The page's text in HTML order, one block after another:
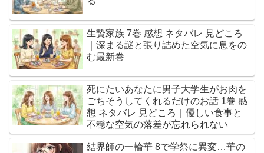
生贄家族 7巻 感想 ネタバレ 見どころ
｜深まる謎と張り詰めた空気に息をの
む最新巻
死にたいあなたに男子大学生がお肉を
ごちそうしてくれるだけのお話 1巻 感
想 ネタバレ 見どころ｜優しい食事と
不穏な空気の落差が忘れられない
結界師の一輪華 8で学祭に異変…華の